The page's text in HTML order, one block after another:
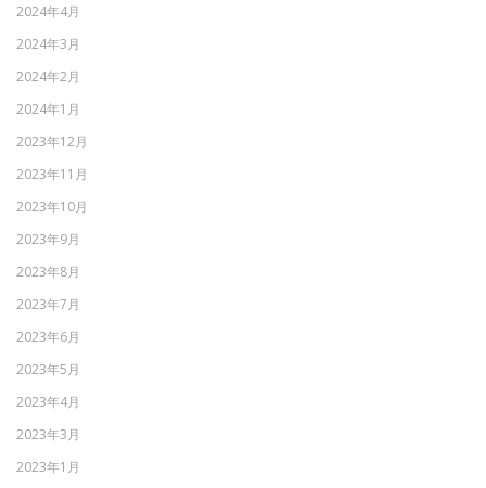
2024年4月
2024年3月
2024年2月
2024年1月
2023年12月
2023年11月
2023年10月
2023年9月
2023年8月
2023年7月
2023年6月
2023年5月
2023年4月
2023年3月
2023年1月